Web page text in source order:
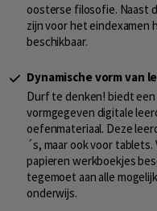
oosterse filosofie. Naast
zijn voor het eindexamen
beschikbaar.
Dynamische vorm van
Durf te denken! biedt
vormgegeven digitale
oefenmateriaal. Deze
´s, maar ook voor
papieren werkboekjes
tegemoet aan alle
onderwijs.